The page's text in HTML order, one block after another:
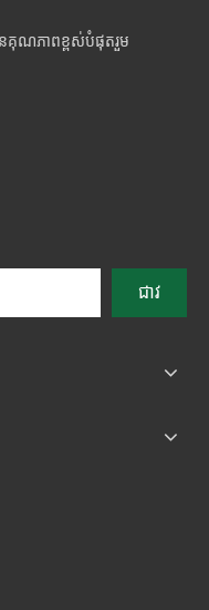
នគុណភាពខ្ពស់បំផុតរួម
ជាវ